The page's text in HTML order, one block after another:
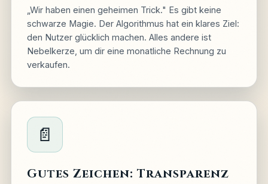
„Wir haben einen geheimen Trick." Es gibt keine
schwarze Magie. Der Algorithmus hat ein klares Ziel:
den Nutzer glücklich machen. Alles andere ist
Nebelkerze, um dir eine monatliche Rechnung zu
verkaufen.
📄
Gutes Zeichen: Transparenz